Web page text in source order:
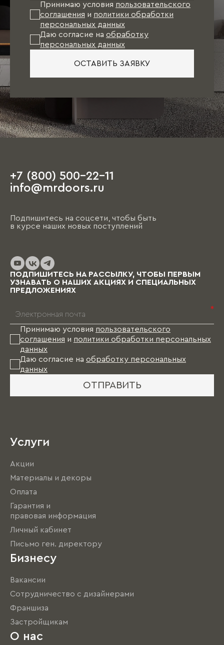
Принимаю условия пользовательского
соглашения и политики обработки
персональных данных
Даю согласие на обработку
персональных данных
ОСТАВИТЬ ЗАЯВКУ
+7 (800) 500-22-11
info@mrdoors.ru
Подпишитесь на соцсети, чтобы быть
в курсе наших новых поступлений
ПОДПИШИТЕСЬ НА РАССЫЛКУ, ЧТОБЫ ПЕРВЫМ
УЗНАВАТЬ О НАШИХ АКЦИЯХ И СПЕЦИАЛЬНЫХ
ПРЕДЛОЖЕНИЯХ
*
Принимаю условия пользовательского
соглашения и политики обработки персональных
данных
Даю согласие на обработку персональных
данных
ОТПРАВИТЬ
Услуги
Акции
Материалы и декоры
Оплата
Гарантия и
правовая информация
Личный кабинет
Письмо ген. директору
Бизнесу
Вакансии
Сотрудничество с дизайнерами
Франшиза
Застройщикам
О нас